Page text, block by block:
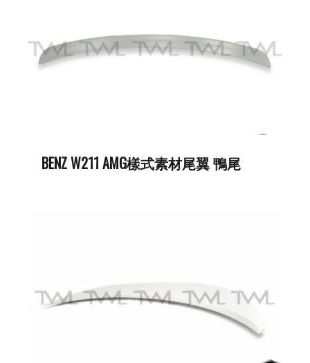
BENZ W211 AMG樣式素材尾翼 鴨尾